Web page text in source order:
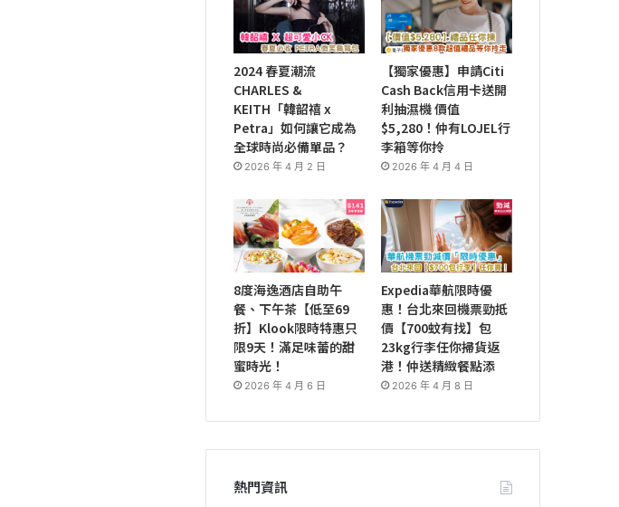
2024 春夏潮流
CHARLES &
KEITH「韓韶禧 x
Petra」如何讓它成為
全球時尚必備單品？
2026 年 4 月 2 日
【獨家優惠】申請Citi
Cash Back信用卡送開
利抽濕機 價值
$5,280！仲有LOJEL行
李箱等你拎
2026 年 4 月 4 日
8度海逸酒店自助午
餐、下午茶【低至69
折】Klook限時特惠只
限9天！滿足味蕾的甜
蜜時光！
2026 年 4 月 6 日
Expedia華航限時優
惠！台北來回機票勁抵
價【700蚊有找】包
23kg行李任你掃貨返
港！仲送精緻餐點添
2026 年 4 月 8 日
熱門資訊